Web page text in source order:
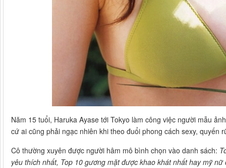
Năm 15 tuổi, Haruka Ayase tới Tokyo làm công việc người mẫu
cứ ai cũng phải ngạc nhiên khi theo đuổi phong cách sexy, quyến
Cô thường xuyên được người hâm mô bình chọn vào danh sách:
yêu thích nhất, Top 10 gương mặt được khao khát nhất hay mỹ